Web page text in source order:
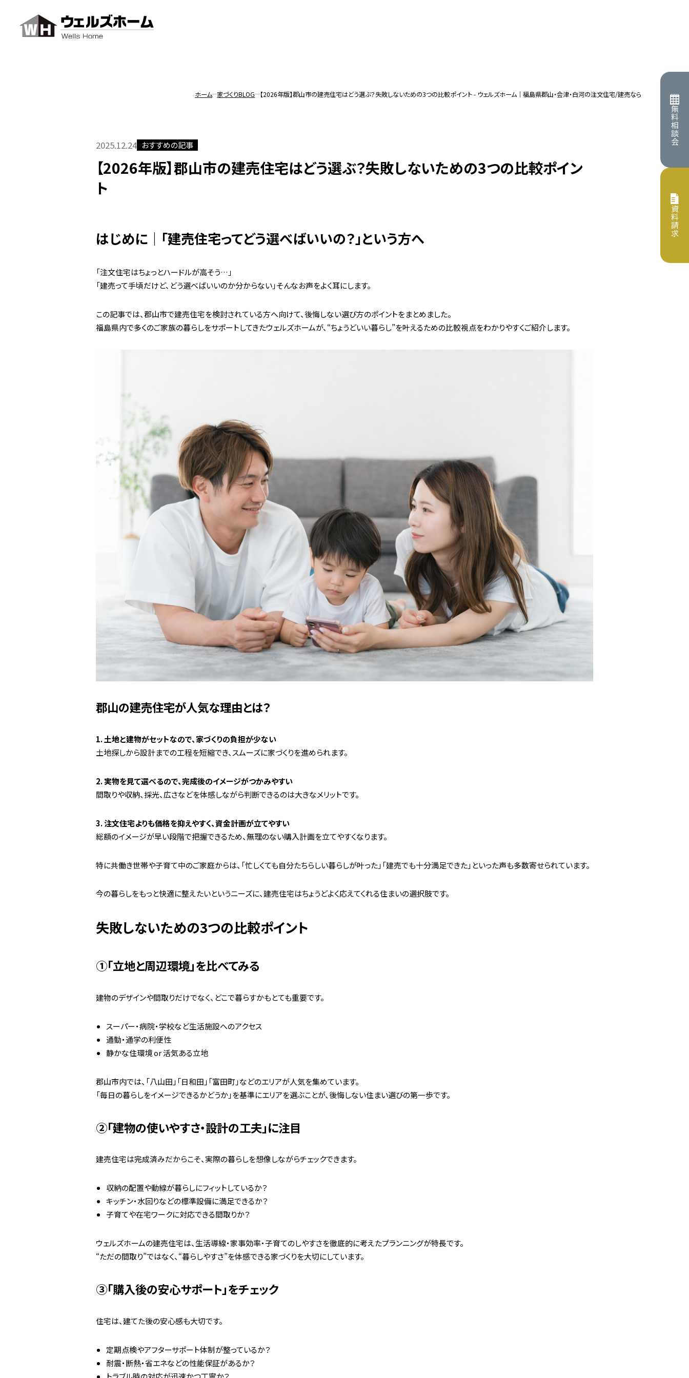
おすすめの記事
コンセプト 保証・サポート
無料パンフレットプレゼント
無料相談会を予約する
フリーダイヤル
プライバシーポリシー
無
料
相
談
会
資
料
請
求
ホーム 家づくりBLOG 【2026年版】郡山市の建売住宅はどう選ぶ？失敗しないための3つの比較ポイント - ウェルズホーム｜福島県郡山・会津・白河の注文住宅/建売なら
2025.12.24 おすすめの記事
【2026年版】郡山市の建売住宅はどう選ぶ？失敗しないための3つの比較ポイン
ト
はじめに｜「建売住宅ってどう選べばいいの？」という方へ
「注文住宅はちょっとハードルが高そう…」
「建売って手頃だけど、どう選べばいいのか分からない」そんなお声をよく耳にします。
この記事では、郡山市で建売住宅を検討されている方へ向けて、後悔しない選び方のポイントをまとめました。
福島県内で多くのご家族の暮らしをサポートしてきたウェルズホームが、“ちょうどいい暮らし”を叶えるための比較視点をわかりやすくご紹介します。
郡山の建売住宅が人気な理由とは？
1. 土地と建物がセットなので、家づくりの負担が少ない
土地探しから設計までの工程を短縮でき、スムーズに家づくりを進められます。
2. 実物を見て選べるので、完成後のイメージがつかみやすい
間取りや収納、採光、広さなどを体感しながら判断できるのは大きなメリットです。
3. 注文住宅よりも価格を抑えやすく、資金計画が立てやすい
総額のイメージが早い段階で把握できるため、無理のない購入計画を立てやすくなります。
特に共働き世帯や子育て中のご家庭からは、「忙しくても自分たちらしい暮らしが叶った」「建売でも十分満足できた」といった声も多数寄せられています。
今の暮らしをもっと快適に整えたいというニーズに、建売住宅はちょうどよく応えてくれる住まいの選択肢です。
失敗しないための3つの比較ポイント
①「立地と周辺環境」を比べてみる
建物のデザインや間取りだけでなく、どこで暮らすかもとても重要です。
スーパー・病院・学校など生活施設へのアクセス
通勤・通学の利便性
静かな住環境 or 活気ある立地
郡山市内では、「八山田」「日和田」「富田町」などのエリアが人気を集めています。
「毎日の暮らしをイメージできるかどうか」を基準にエリアを選ぶことが、後悔しない住まい選びの第一歩です。
②「建物の使いやすさ・設計の工夫」に注目
建売住宅は完成済みだからこそ、実際の暮らしを想像しながらチェックできます。
収納の配置や動線が暮らしにフィットしているか？
キッチン・水回りなどの標準設備に満足できるか？
子育てや在宅ワークに対応できる間取りか？
ウェルズホームの建売住宅は、生活導線・家事効率・子育てのしやすさを徹底的に考えたプランニングが特長です。
“ただの間取り”ではなく、“暮らしやすさ”を体感できる家づくりを大切にしています。
③「購入後の安心サポート」をチェック
住宅は、建てた後の安心感も大切です。
定期点検やアフターサポート体制が整っているか？
耐震・断熱・省エネなどの性能保証があるか？